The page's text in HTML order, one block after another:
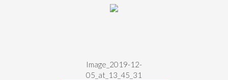
Image_2019-12-
05_at_13_45_31